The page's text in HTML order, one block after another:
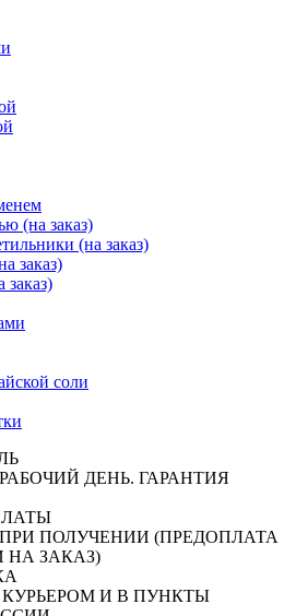
(на заказ)
(на заказ)
заказ)
соли
ДЕНЬ. ГАРАНТИЯ
ПОЛУЧЕНИИ (ПРЕДОПЛАТА
НА ЗАКАЗ)
И В ПУНКТЫ